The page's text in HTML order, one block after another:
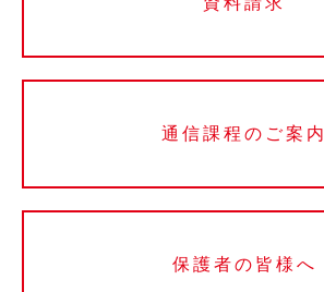
通信課程のご案内
保護者の皆様へ